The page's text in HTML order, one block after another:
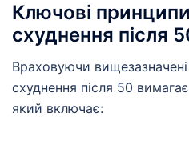
Ключові
схуднення після
Враховуючи
схуднення після 50
який включає: